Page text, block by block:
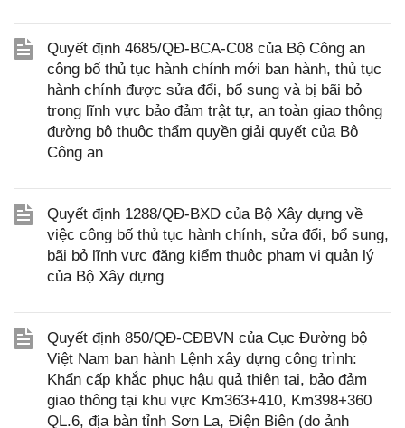
Quyết định 4685/QĐ-BCA-C08 của Bộ Công an
công bố thủ tục hành chính mới ban hành, thủ tục
hành chính được sửa đổi, bổ sung và bị bãi bỏ
trong lĩnh vực bảo đảm trật tự, an toàn giao thông
đường bộ thuộc thẩm quyền giải quyết của Bộ
Công an
Quyết định 1288/QĐ-BXD của Bộ Xây dựng về
việc công bố thủ tục hành chính, sửa đổi, bổ sung,
bãi bỏ lĩnh vực đăng kiểm thuộc phạm vi quản lý
của Bộ Xây dựng
Quyết định 850/QĐ-CĐBVN của Cục Đường bộ
Việt Nam ban hành Lệnh xây dựng công trình:
Khẩn cấp khắc phục hậu quả thiên tai, bảo đảm
giao thông tại khu vực Km363+410, Km398+360
QL.6, địa bàn tỉnh Sơn La, Điện Biên (do ảnh